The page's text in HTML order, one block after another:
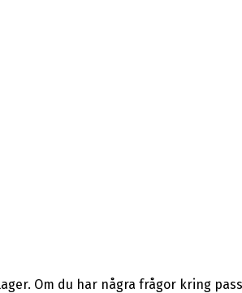
Om du har några frågor kring